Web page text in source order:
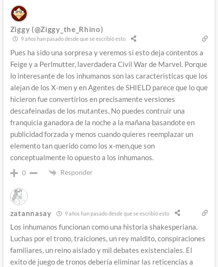
Ziggy (@Ziggy_the_Rhino)
9 años han pasado desde que se escribió esto
Pues ha sido una sorpresa y veremos si esto deja contentos a
Feige y a Perlmutter, laverdadera Civil War de Marvel. Porque
lo interesante de los inhumanos son las caracteristicas que los
alejan de los X-men y en Agentes de SHIELD parece que lo que
hicieron fue convertirlos en precisamente versiones
descafeinadas de los mutantes. No puedes contruir una
franquicia ganadora de la noche a la mañana basandote en
publicidad forzada y menos cuando quieres reemplazar un
elemento tan querido como los x-men,que son
conceptualmente lo opuesto a los inhumanos.
0 Responder
zatannasay 9 años han pasado desde que se escribió esto
Los inhumanos funcionan como una historia shakesperiana.
Luchas por el trono, traiciones, un rey maldito, conspiraciones
familiares, un reino aislado y mil debates existenciales. El
exito de juego de tronos debería eliminar las reticencias a